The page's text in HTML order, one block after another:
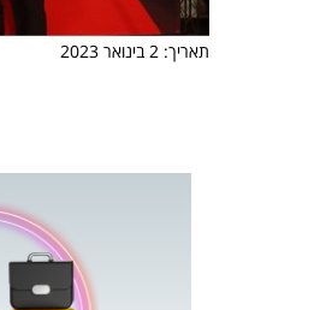
תאריך: 2 בינואר 2023